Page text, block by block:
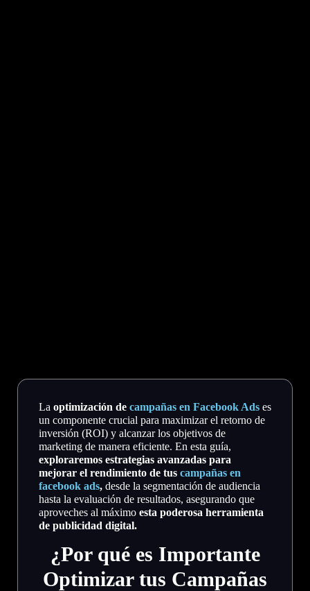
La optimización de campañas en Facebook Ads es
un componente crucial para maximizar el retorno de
inversión (ROI) y alcanzar los objetivos de
marketing de manera eficiente. En esta guía,
exploraremos estrategias avanzadas para
mejorar el rendimiento de tus campañas en
facebook ads, desde la segmentación de audiencia
hasta la evaluación de resultados, asegurando que
aproveches al máximo esta poderosa herramienta
de publicidad digital.
¿Por qué es Importante
Optimizar tus Campañas